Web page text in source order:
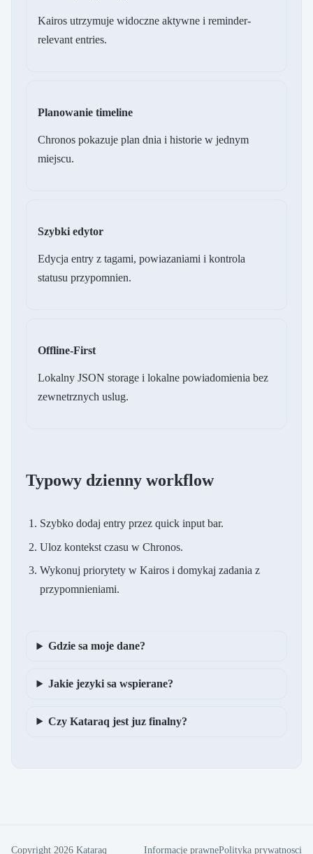
Kairos utrzymuje widoczne aktywne i reminder-
relevant entries.
Planowanie timeline
Chronos pokazuje plan dnia i historie w jednym
miejscu.
Szybki edytor
Edycja entry z tagami, powiazaniami i kontrola
statusu przypomnien.
Offline-First
Lokalny JSON storage i lokalne powiadomienia bez
zewnetrznych uslug.
Typowy dzienny workflow
Szybko dodaj entry przez quick input bar.
Uloz kontekst czasu w Chronos.
Wykonuj priorytety w Kairos i domykaj zadania z
przypomnieniami.
Gdzie sa moje dane?
Jakie jezyki sa wspierane?
Czy Kataraq jest juz finalny?
Copyright 2026 Kataraq Informacje prawnePolityka prywatnosci